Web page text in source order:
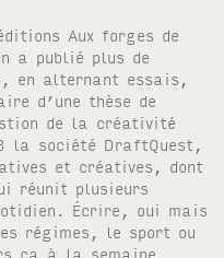
Aux forges de
a publié plus de
en alternant essais,
d’une thèse de
de la créativité
société DraftQuest,
et créatives, dont
réunit plusieurs
Écrire, oui mais
régimes, le sport ou
ça à la semaine